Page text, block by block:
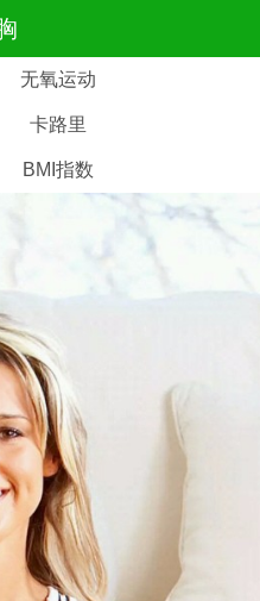
无氧运动
卡路里
BMI指数